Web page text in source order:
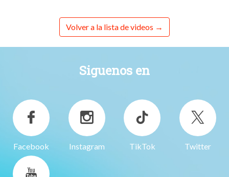
Volver a la lista de videos
Siguenos en
Facebook Instagram TikTok Twitter